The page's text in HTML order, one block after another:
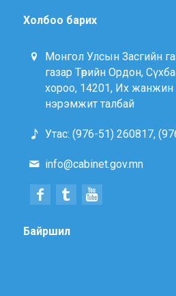
Холбоо барих
Монгол Улсын Засгийн
газар Төрийн Ордон,
хороо, 14201, Их
нэрэмжит талбай
Утас: (976-51) 260817,
info@cabinet.gov.mn
Байршил